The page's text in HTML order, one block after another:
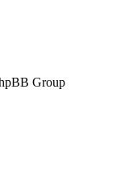
Group